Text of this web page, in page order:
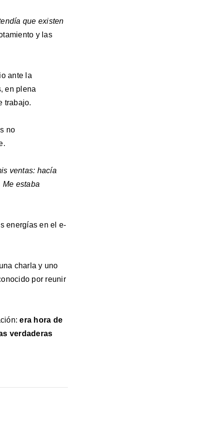
que existen
y las
ante la
en plena
trabajo.
no
ventas: hacía
Me estaba
energías en el e-
charla y uno
por reunir
era hora de
verdaderas